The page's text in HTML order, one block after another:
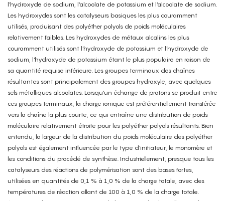
l'hydroxyde de sodium, l'alcoolate de potassium et l'alcoolate de sodium.
Les hydroxydes sont les catalyseurs basiques les plus couramment
utilisés, produisant des polyéther polyols de poids moléculaires
relativement faibles. Les hydroxydes de métaux alcalins les plus
couramment utilisés sont l'hydroxyde de potassium et l'hydroxyde de
sodium, l'hydroxyde de potassium étant le plus populaire en raison de
sa quantité requise inférieure. Les groupes terminaux des chaînes
résultantes sont principalement des groupes hydroxyle, avec quelques
sels métalliques alcoolates. Lorsqu'un échange de protons se produit entre
ces groupes terminaux, la charge ionique est préférentiellement transférée
vers la chaîne la plus courte, ce qui entraîne une distribution de poids
moléculaire relativement étroite pour les polyéther polyols résultants. Bien
entendu, la largeur de la distribution du poids moléculaire des polyéther
polyols est également influencée par le type d'initiateur, le monomère et
les conditions du procédé de synthèse. Industriellement, presque tous les
catalyseurs des réactions de polymérisation sont des bases fortes,
utilisées en quantités de 0,1 % à 1,0 % de la charge totale, avec des
températures de réaction allant de 100 à 1,0 % de la charge totale.